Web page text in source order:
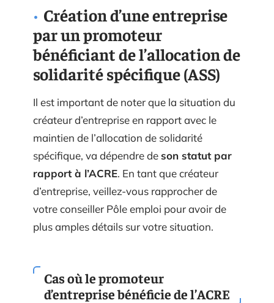
Création d’une entreprise
par un promoteur
bénéficiant de l’allocation de
solidarité spécifique (ASS)
Il est important de noter que la situation du
créateur d’entreprise en rapport avec le
maintien de l’allocation de solidarité
spécifique, va dépendre deson statut par
rapport à l’ACRE. En tant que créateur
d’entreprise, veillez-vous rapprocher de
votre conseiller Pôle emploi pour avoir de
plus amples détails sur votre situation.
Cas où le promoteur
d’entreprise bénéficie de l’ACRE